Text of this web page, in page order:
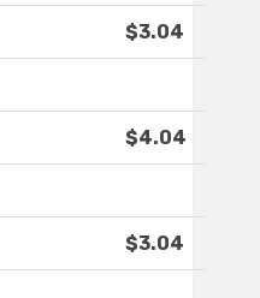
$3.04
$4.04
$3.04